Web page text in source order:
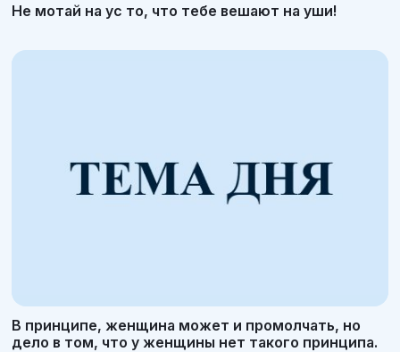
Не мотай на ус то, что тебе вешают на уши!
В принципе, женщина может и промолчать, но
дело в том, что у женщины нет такого принципа.